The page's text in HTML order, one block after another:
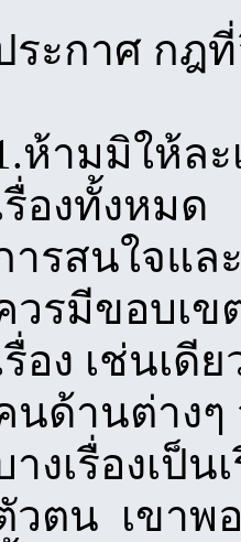
ระกาศ กฎ
ห้ามมิให้ล
รื่องทั้งหมด
ารสนใจแล
วรมีขอบเข
รื่อง เช่นเ
นด้านต่างๆ
างเรื่องเป็น
วตน เขาพ